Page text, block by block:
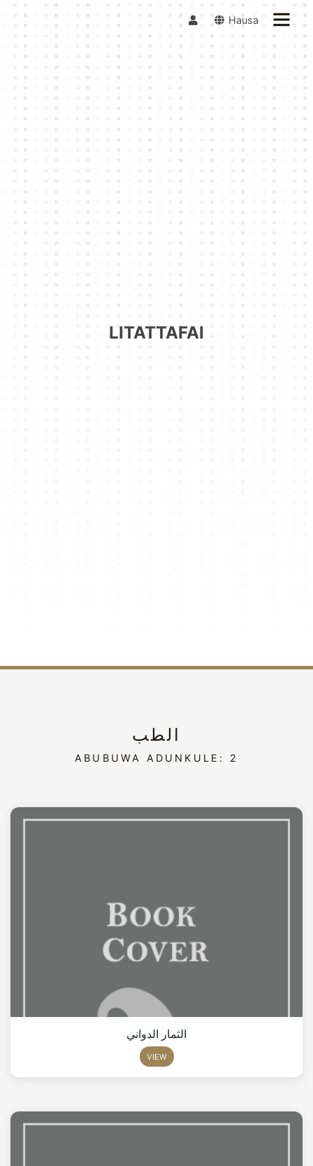
Hausa
LITATTAFAI
الطب
ABUBUWA ADUNKULE: 2
الثمار الدواني
VIEW